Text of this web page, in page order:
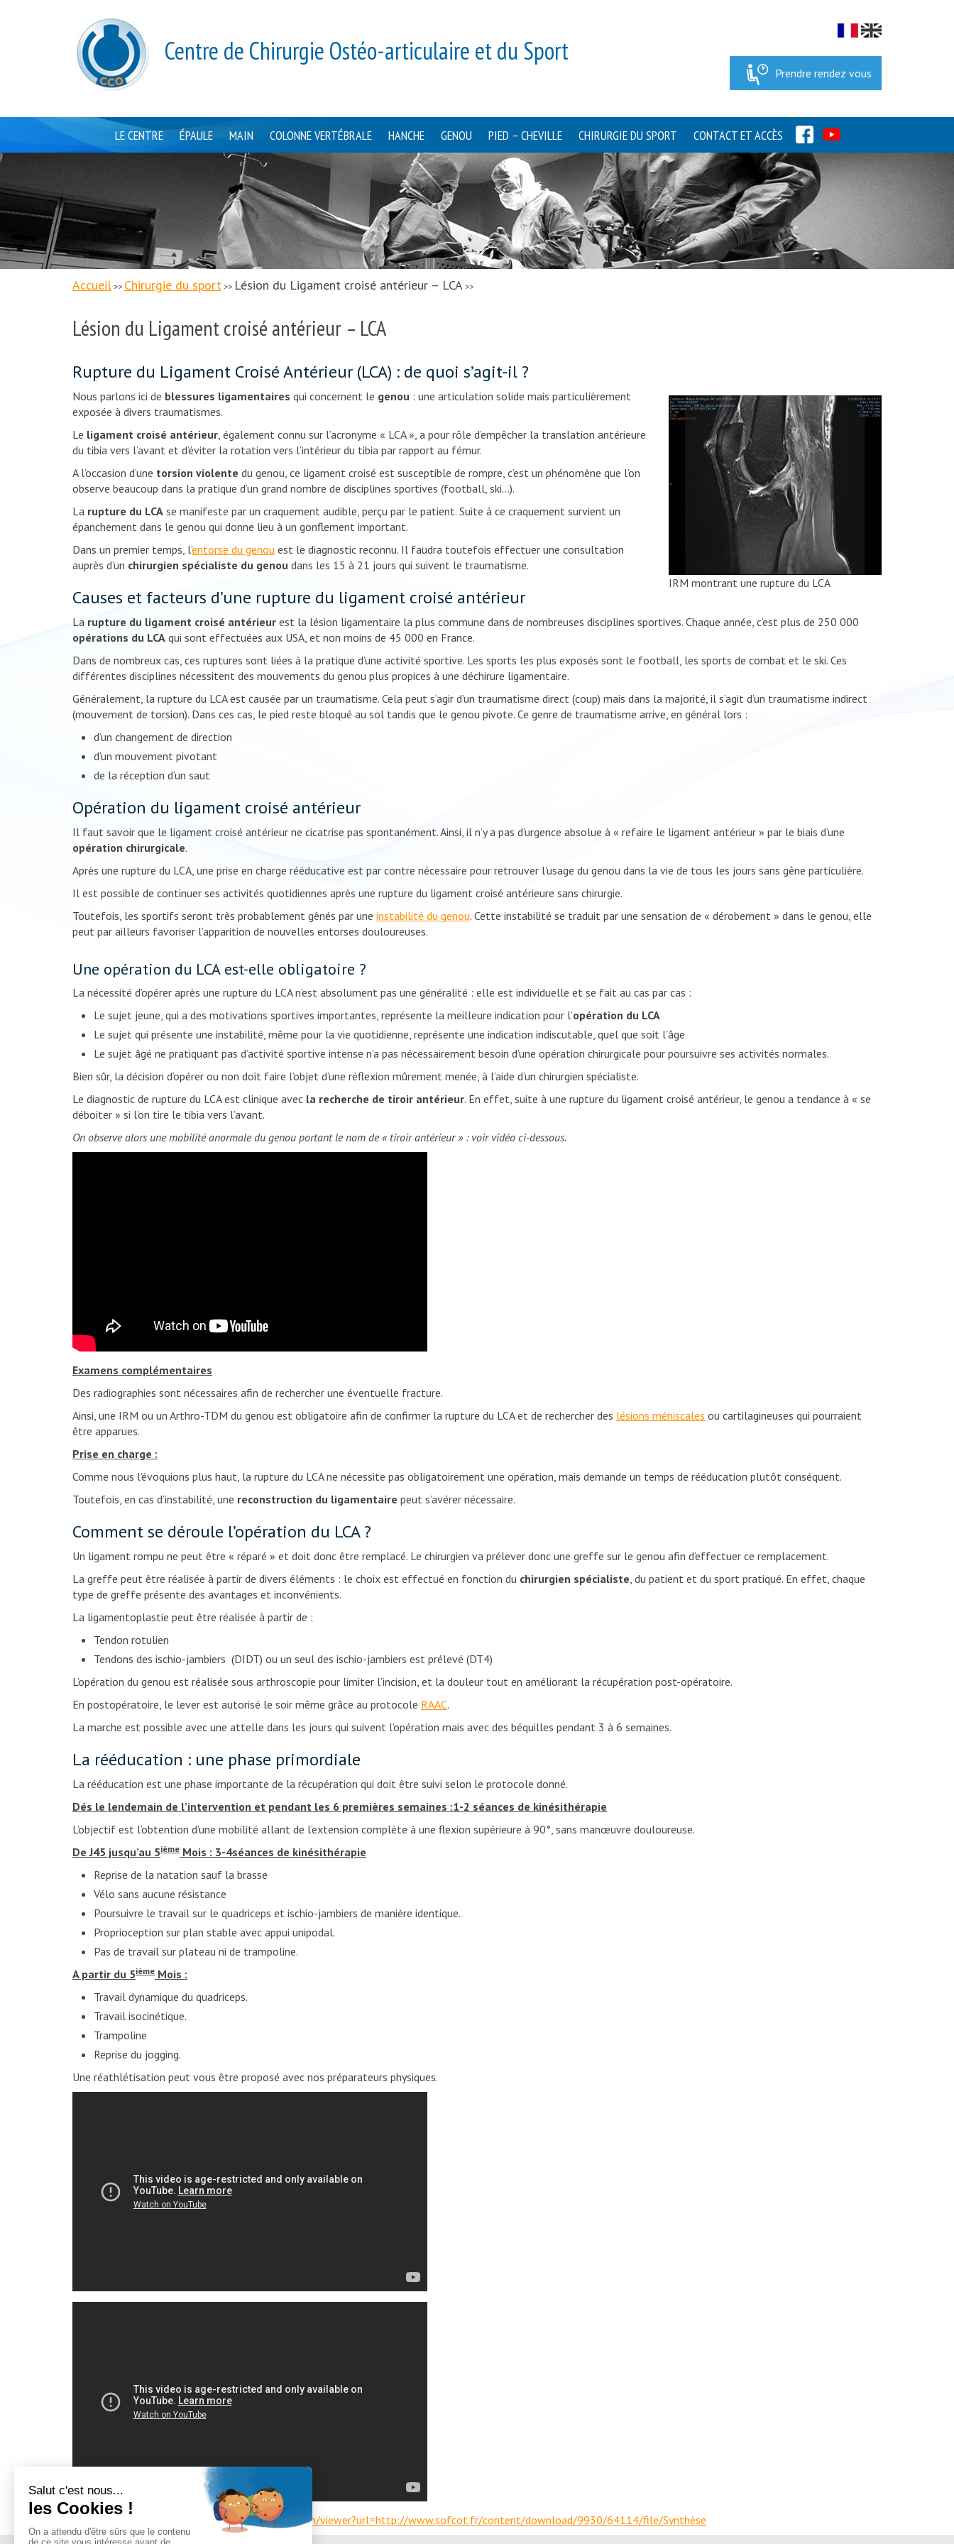
Centre de Chirurgie Ostéo-articulaire et du Sport
Prendre rendez vous
LE CENTRE ÉPAULE MAIN COLONNE VERTÉBRALE HANCHE GENOU PIED – CHEVILLE CHIRURGIE DU SPORT CONTACT ET ACCÈS FACEBOOK
Accueil >> Chirurgie du sport >> Lésion du Ligament croisé antérieur – LCA >>
Lésion du Ligament croisé antérieur – LCA
Rupture du Ligament Croisé Antérieur (LCA) : de quoi s’agit-il ?
IRM montrant une rupture du LCA
Nous parlons ici de blessures ligamentaires qui concernent le genou : une articulation solide mais particulièrement
exposée à divers traumatismes.
Le ligament croisé antérieur , également connu sur l’acronyme « LCA », a pour rôle d’empêcher la translation antérieure
du tibia vers l’avant et d’éviter la rotation vers l’intérieur du tibia par rapport au fémur.
A l’occasion d’une torsion violente du genou, ce ligament croisé est susceptible de rompre, c’est un phénomène que l’on
observe beaucoup dans la pratique d’un grand nombre de disciplines sportives (football, ski…).
La rupture du LCA se manifeste par un craquement audible, perçu par le patient. Suite à ce craquement survient un
épanchement dans le genou qui donne lieu à un gonflement important.
Dans un premier temps, l’entorse du genou est le diagnostic reconnu. Il faudra toutefois effectuer une consultation
auprès d’un chirurgien spécialiste du genou dans les 15 à 21 jours qui suivent le traumatisme.
Causes et facteurs d’une rupture du ligament croisé antérieur
La rupture du ligament croisé antérieur est la lésion ligamentaire la plus commune dans de nombreuses disciplines sportives. Chaque année, c’est plus de 250 000
opérations du LCA qui sont effectuées aux USA, et non moins de 45 000 en France.
Dans de nombreux cas, ces ruptures sont liées à la pratique d’une activité sportive. Les sports les plus exposés sont le football, les sports de combat et le ski. Ces
différentes disciplines nécessitent des mouvements du genou plus propices à une déchirure ligamentaire.
Généralement, la rupture du LCA est causée par un traumatisme. Cela peut s’agir d’un traumatisme direct (coup) mais dans la majorité, il s’agit d’un traumatisme indirect
(mouvement de torsion). Dans ces cas, le pied reste bloqué au sol tandis que le genou pivote. Ce genre de traumatisme arrive, en général lors :
d’un changement de direction
d’un mouvement pivotant
de la réception d’un saut
Opération du ligament croisé antérieur
Il faut savoir que le ligament croisé antérieur ne cicatrise pas spontanément. Ainsi, il n’y a pas d’urgence absolue à « refaire le ligament antérieur » par le biais d’une
opération chirurgicale.
Après une rupture du LCA, une prise en charge rééducative est par contre nécessaire pour retrouver l’usage du genou dans la vie de tous les jours sans gêne particulière.
Il est possible de continuer ses activités quotidiennes après une rupture du ligament croisé antérieure sans chirurgie.
Toutefois, les sportifs seront très probablement gênés par une instabilité du genou. Cette instabilité se traduit par une sensation de « dérobement » dans le genou, elle
peut par ailleurs favoriser l’apparition de nouvelles entorses douloureuses.
Une opération du LCA est-elle obligatoire ?
La nécessité d’opérer après une rupture du LCA n’est absolument pas une généralité : elle est individuelle et se fait au cas par cas :
Le sujet jeune, qui a des motivations sportives importantes, représente la meilleure indication pour l’opération du LCA
Le sujet qui présente une instabilité, même pour la vie quotidienne, représente une indication indiscutable, quel que soit l’âge
Le sujet âgé ne pratiquant pas d’activité sportive intense n’a pas nécessairement besoin d’une opération chirurgicale pour poursuivre ses activités normales.
Bien sûr, la décision d’opérer ou non doit faire l’objet d’une réflexion mûrement menée, à l’aide d’un chirurgien spécialiste.
Le diagnostic de rupture du LCA est clinique avec la recherche de tiroir antérieur. En effet, suite à une rupture du ligament croisé antérieur, le genou a tendance à « se
déboiter » si l’on tire le tibia vers l’avant.
On observe alors une mobilité anormale du genou portant le nom de « tiroir antérieur » : voir vidéo ci-dessous.
Examens complémentaires
Des radiographies sont nécessaires afin de rechercher une éventuelle fracture.
Ainsi, une IRM ou un Arthro-TDM du genou est obligatoire afin de confirmer la rupture du LCA et de rechercher des lésions méniscales ou cartilagineuses qui pourraient
être apparues.
Prise en charge :
Comme nous l’évoquions plus haut, la rupture du LCA ne nécessite pas obligatoirement une opération, mais demande un temps de rééducation plutôt conséquent.
Toutefois, en cas d’instabilité, une reconstruction du ligamentaire peut s’avérer nécessaire.
Comment se déroule l’opération du LCA ?
Un ligament rompu ne peut être « réparé » et doit donc être remplacé. Le chirurgien va prélever donc une greffe sur le genou afin d’effectuer ce remplacement.
La greffe peut être réalisée à partir de divers éléments : le choix est effectué en fonction du chirurgien spécialiste , du patient et du sport pratiqué. En effet, chaque
type de greffe présente des avantages et inconvénients.
La ligamentoplastie peut être réalisée à partir de :
Tendon rotulien
Tendons des ischio-jambiers (DIDT) ou un seul des ischio-jambiers est prélevé (DT4)
L’opération du genou est réalisée sous arthroscopie pour limiter l’incision, et la douleur tout en améliorant la récupération post-opératoire.
En postopératoire, le lever est autorisé le soir même grâce au protocole RAAC.
La marche est possible avec une attelle dans les jours qui suivent l’opération mais avec des béquilles pendant 3 à 6 semaines.
La rééducation : une phase primordiale
La rééducation est une phase importante de la récupération qui doit être suivi selon le protocole donné.
Dés le lendemain de l’intervention et pendant les 6 premières semaines :1-2 séances de kinésithérapie
L’objectif est l’obtention d’une mobilité allant de l’extension complète à une flexion supérieure à 90°, sans manœuvre douloureuse.
De J45 jusqu’au 5ième Mois : 3-4séances de kinésithérapie
Reprise de la natation sauf la brasse
Vélo sans aucune résistance
Poursuivre le travail sur le quadriceps et ischio-jambiers de manière identique.
Proprioception sur plan stable avec appui unipodal.
Pas de travail sur plateau ni de trampoline.
A partir du 5ième Mois :
Travail dynamique du quadriceps.
Travail isocinétique.
Trampoline
Reprise du jogging.
Une réathlétisation peut vous être proposé avec nos préparateurs physiques.
https://docs.google.com/viewer?url=http://www.sofcot.fr/content/download/9930/64114/file/Synthèse